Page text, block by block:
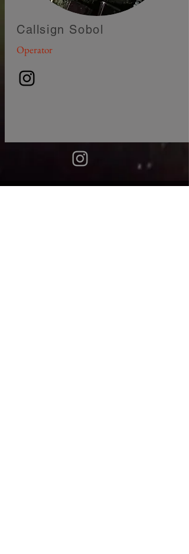
Callsign Sobol
Operator